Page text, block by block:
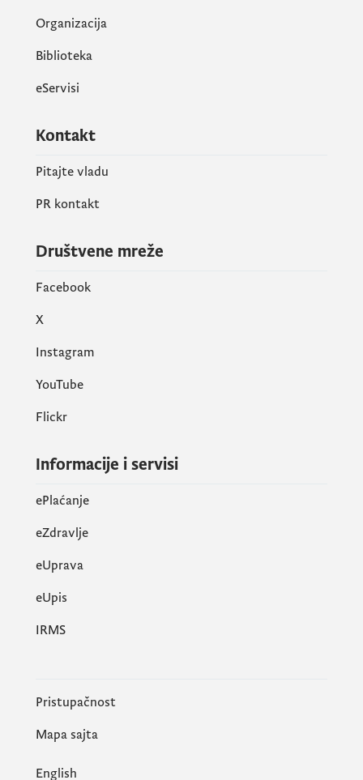
Organizacija
Biblioteka
eServisi
Kontakt
Pitajte vladu
PR kontakt
Društvene mreže
Facebook
X
Instagram
YouTube
Flickr
Informacije i servisi
ePlaćanje
eZdravlje
eUprava
еUpis
IRMS
Pristupačnost
Mapa sajta
English